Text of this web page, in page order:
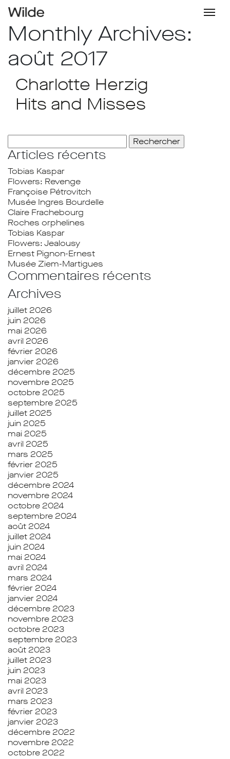
Monthly Archives:
août 2017
Charlotte Herzig
Hits and Misses
Articles récents
Tobias Kaspar
Flowers: Revenge
Françoise Pétrovitch
Musée Ingres Bourdelle
Claire Frachebourg
Roches orphelines
Tobias Kaspar
Flowers: Jealousy
Ernest Pignon-Ernest
Musée Ziem-Martigues
Commentaires récents
Archives
juillet 2026
juin 2026
mai 2026
avril 2026
février 2026
janvier 2026
décembre 2025
novembre 2025
octobre 2025
septembre 2025
juillet 2025
juin 2025
mai 2025
avril 2025
mars 2025
février 2025
janvier 2025
décembre 2024
novembre 2024
octobre 2024
septembre 2024
août 2024
juillet 2024
juin 2024
mai 2024
avril 2024
mars 2024
février 2024
janvier 2024
décembre 2023
novembre 2023
octobre 2023
septembre 2023
août 2023
juillet 2023
juin 2023
mai 2023
avril 2023
mars 2023
février 2023
janvier 2023
décembre 2022
novembre 2022
octobre 2022